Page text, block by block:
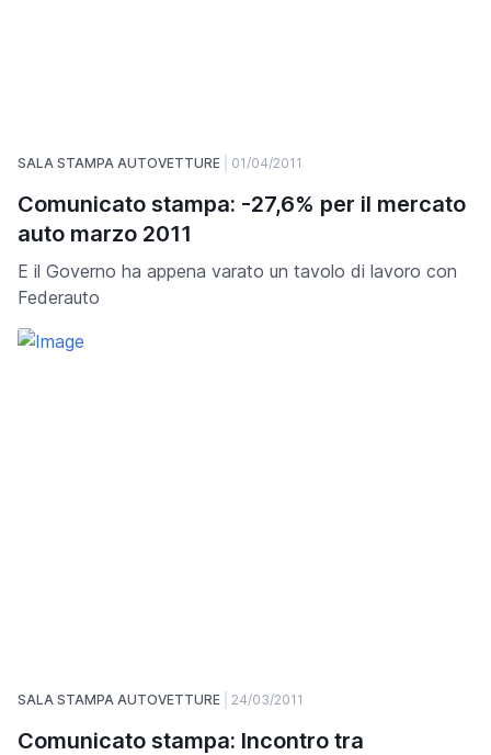
SALA STAMPA AUTOVETTURE 01/04/2011
Comunicato stampa: -27,6% per il mercato
auto marzo 2011
E il Governo ha appena varato un tavolo di lavoro con
Federauto
SALA STAMPA AUTOVETTURE 24/03/2011
Comunicato stampa: Incontro tra